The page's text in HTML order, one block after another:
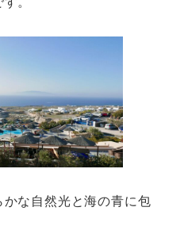
な自然光と海の青に包